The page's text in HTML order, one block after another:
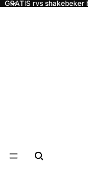
GRATIS rvs